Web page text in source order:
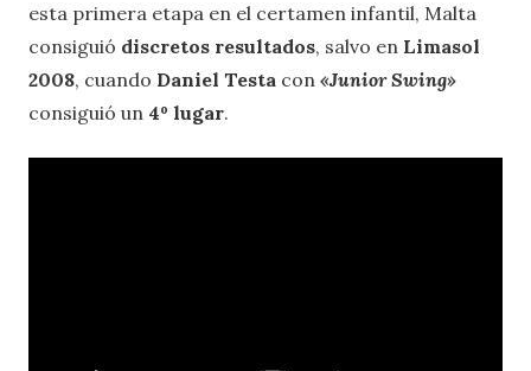
esta primera etapa en el certamen infantil, Malta
consiguió discretos resultados, salvo en Limasol
2008, cuando Daniel Testa con «Junior Swing»
consiguió un 4º lugar.